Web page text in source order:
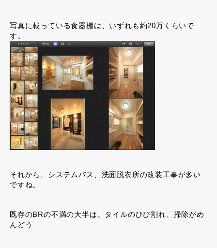
写真に載っている食器棚は、いずれも約20万くらいで
す。
それから、システムバス、洗面脱衣所の改装工事が多い
ですね。
既存のBRの不満の大半は、タイルのひび割れ、掃除がめ
んどう